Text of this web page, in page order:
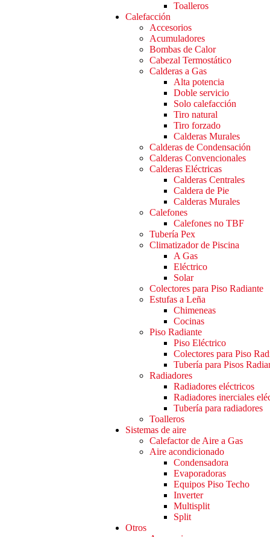
Toalleros
Calefacción
Accesorios
Acumuladores
Bombas de Calor
Cabezal Termostático
Calderas a Gas
Alta potencia
Doble servicio
Solo calefacción
Tiro natural
Tiro forzado
Calderas Murales
Calderas de Condensación
Calderas Convencionales
Calderas Eléctricas
Calderas Centrales
Caldera de Pie
Calderas Murales
Calefones
Calefones no TBF
Tubería Pex
Climatizador de Piscina
A Gas
Eléctrico
Solar
Colectores para Piso Radiante
Estufas a Leña
Chimeneas
Cocinas
Piso Radiante
Piso Eléctrico
Colectores para Piso
Tubería para Pisos
Radiadores
Radiadores eléctricos
Radiadores inerciales
Tubería para radiadores
Toalleros
Sistemas de aire
Calefactor de Aire a Gas
Aire acondicionado
Condensadora
Evaporadoras
Equipos Piso Techo
Inverter
Multisplit
Split
Otros